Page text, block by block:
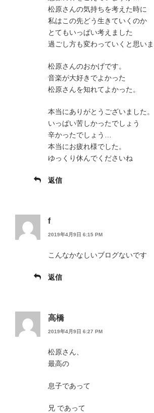
松原さんの気持ちを考えた時に
私はこの先どう生きていくのか
とてもいっぱい考えました
過ごし方も変わっていくと思いま
松原さんのおかげです。
音楽が大好きでよかった
松原さんを知れてよかった。
本当にありがとうございました。
いっぱい苦しかったでしょう
辛かったでしょう…
本当にお疲れ様でした。
ゆっくり休んでくださいね
返信
f
2019年4月9日 6:15 PM
こんなかなしいブログないです
返信
高橋
2019年4月9日 6:27 PM
松原さん、
最高の
息子であって
兄 であって